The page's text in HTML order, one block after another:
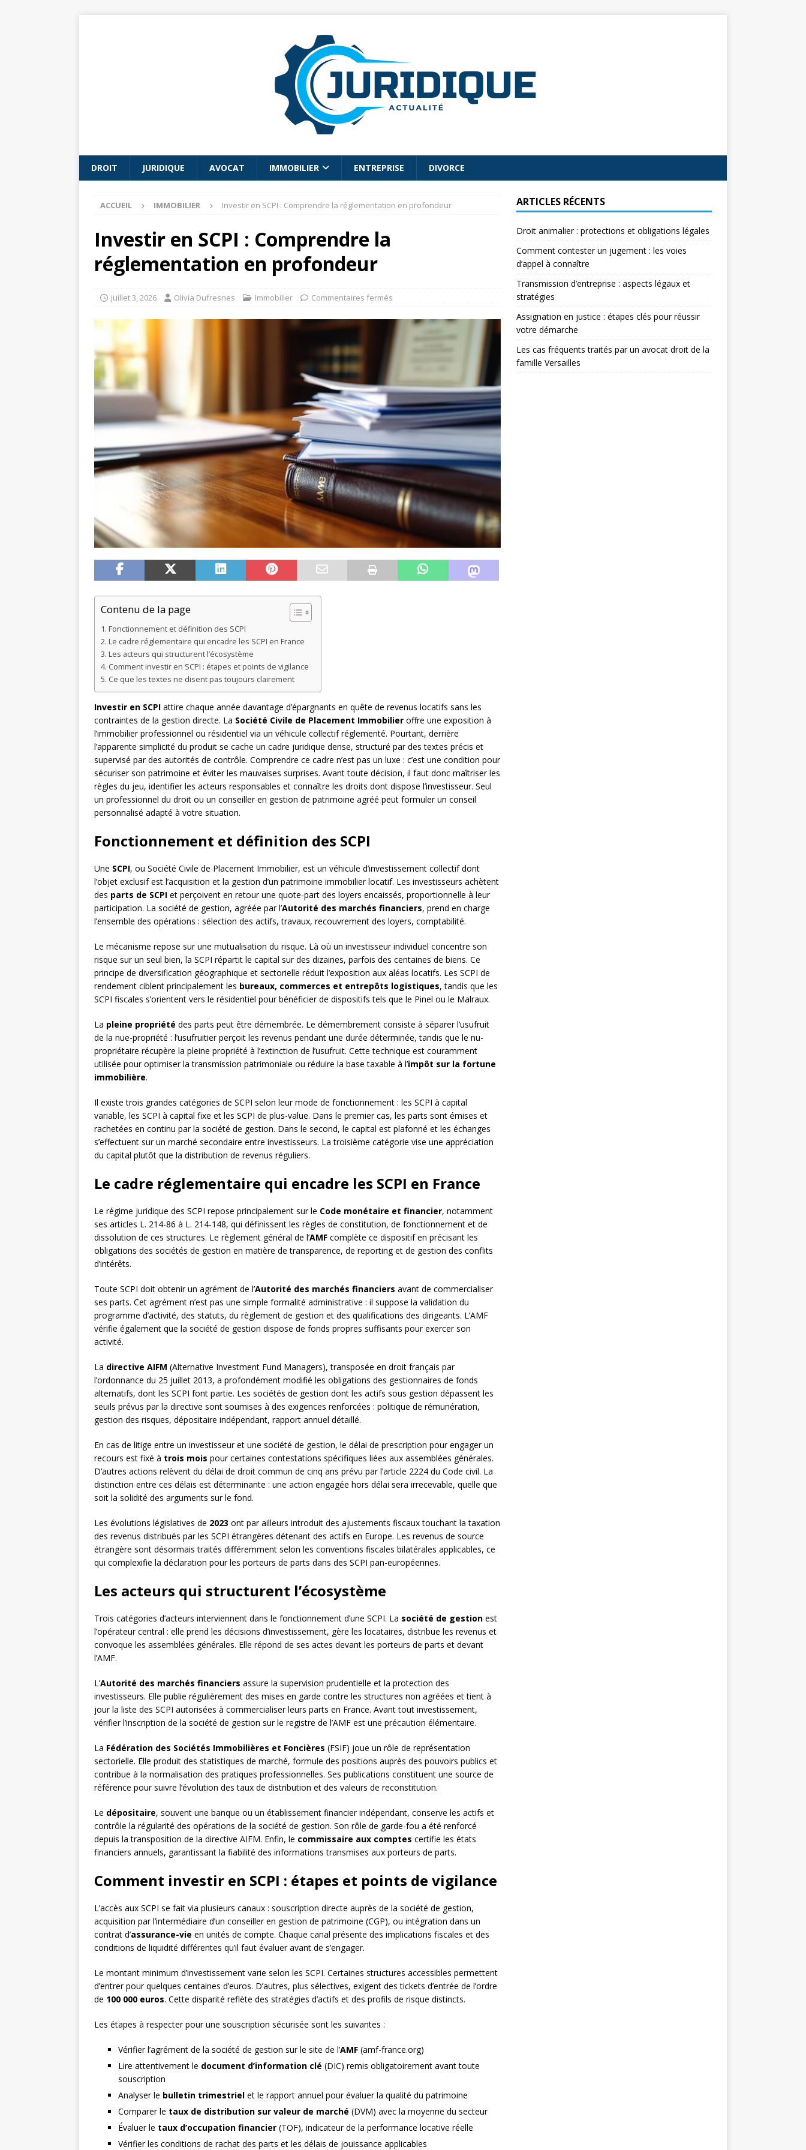
DROIT JURIDIQUE AVOCAT IMMOBILIER ENTREPRISE DIVORCE
ACCUEIL IMMOBILIER Investir en SCPI : Comprendre la réglementation en profondeur
Investir en SCPI : Comprendre la
réglementation en profondeur
juillet 3, 2026 Olivia Dufresnes Immobilier Commentaires fermés
Contenu de la page
Fonctionnement et définition des SCPI
Le cadre réglementaire qui encadre les SCPI en France
Les acteurs qui structurent l’écosystème
Comment investir en SCPI : étapes et points de vigilance
Ce que les textes ne disent pas toujours clairement
Investir en SCPI attire chaque année davantage d’épargnants en quête de revenus locatifs sans les
contraintes de la gestion directe. La Société Civile de Placement Immobilier offre une exposition à
l’immobilier professionnel ou résidentiel via un véhicule collectif réglementé. Pourtant, derrière
l’apparente simplicité du produit se cache un cadre juridique dense, structuré par des textes précis et
supervisé par des autorités de contrôle. Comprendre ce cadre n’est pas un luxe : c’est une condition pour
sécuriser son patrimoine et éviter les mauvaises surprises. Avant toute décision, il faut donc maîtriser les
règles du jeu, identifier les acteurs responsables et connaître les droits dont dispose l’investisseur. Seul
un professionnel du droit ou un conseiller en gestion de patrimoine agréé peut formuler un conseil
personnalisé adapté à votre situation.
Fonctionnement et définition des SCPI
Une SCPI, ou Société Civile de Placement Immobilier, est un véhicule d’investissement collectif dont
l’objet exclusif est l’acquisition et la gestion d’un patrimoine immobilier locatif. Les investisseurs achètent
des parts de SCPI et perçoivent en retour une quote-part des loyers encaissés, proportionnelle à leur
participation. La société de gestion, agréée par l’Autorité des marchés financiers, prend en charge
l’ensemble des opérations : sélection des actifs, travaux, recouvrement des loyers, comptabilité.
Le mécanisme repose sur une mutualisation du risque. Là où un investisseur individuel concentre son
risque sur un seul bien, la SCPI répartit le capital sur des dizaines, parfois des centaines de biens. Ce
principe de diversification géographique et sectorielle réduit l’exposition aux aléas locatifs. Les SCPI de
rendement ciblent principalement les bureaux, commerces et entrepôts logistiques, tandis que les
SCPI fiscales s’orientent vers le résidentiel pour bénéficier de dispositifs tels que le Pinel ou le Malraux.
La pleine propriété des parts peut être démembrée. Le démembrement consiste à séparer l’usufruit
de la nue-propriété : l’usufruitier perçoit les revenus pendant une durée déterminée, tandis que le nu-
propriétaire récupère la pleine propriété à l’extinction de l’usufruit. Cette technique est couramment
utilisée pour optimiser la transmission patrimoniale ou réduire la base taxable à l’impôt sur la fortune
immobilière.
Il existe trois grandes catégories de SCPI selon leur mode de fonctionnement : les SCPI à capital
variable, les SCPI à capital fixe et les SCPI de plus-value. Dans le premier cas, les parts sont émises et
rachetées en continu par la société de gestion. Dans le second, le capital est plafonné et les échanges
s’effectuent sur un marché secondaire entre investisseurs. La troisième catégorie vise une appréciation
du capital plutôt que la distribution de revenus réguliers.
Le cadre réglementaire qui encadre les SCPI en France
Le régime juridique des SCPI repose principalement sur le Code monétaire et financier, notamment
ses articles L. 214-86 à L. 214-148, qui définissent les règles de constitution, de fonctionnement et de
dissolution de ces structures. Le règlement général de l’AMF complète ce dispositif en précisant les
obligations des sociétés de gestion en matière de transparence, de reporting et de gestion des conflits
d’intérêts.
Toute SCPI doit obtenir un agrément de l’Autorité des marchés financiers avant de commercialiser
ses parts. Cet agrément n’est pas une simple formalité administrative : il suppose la validation du
programme d’activité, des statuts, du règlement de gestion et des qualifications des dirigeants. L’AMF
vérifie également que la société de gestion dispose de fonds propres suffisants pour exercer son
activité.
La directive AIFM (Alternative Investment Fund Managers), transposée en droit français par
l’ordonnance du 25 juillet 2013, a profondément modifié les obligations des gestionnaires de fonds
alternatifs, dont les SCPI font partie. Les sociétés de gestion dont les actifs sous gestion dépassent les
seuils prévus par la directive sont soumises à des exigences renforcées : politique de rémunération,
gestion des risques, dépositaire indépendant, rapport annuel détaillé.
En cas de litige entre un investisseur et une société de gestion, le délai de prescription pour engager un
recours est fixé à trois mois pour certaines contestations spécifiques liées aux assemblées générales.
D’autres actions relèvent du délai de droit commun de cinq ans prévu par l’article 2224 du Code civil. La
distinction entre ces délais est déterminante : une action engagée hors délai sera irrecevable, quelle que
soit la solidité des arguments sur le fond.
Les évolutions législatives de 2023 ont par ailleurs introduit des ajustements fiscaux touchant la taxation
des revenus distribués par les SCPI étrangères détenant des actifs en Europe. Les revenus de source
étrangère sont désormais traités différemment selon les conventions fiscales bilatérales applicables, ce
qui complexifie la déclaration pour les porteurs de parts dans des SCPI pan-européennes.
Les acteurs qui structurent l’écosystème
Trois catégories d’acteurs interviennent dans le fonctionnement d’une SCPI. La société de gestion est
l’opérateur central : elle prend les décisions d’investissement, gère les locataires, distribue les revenus et
convoque les assemblées générales. Elle répond de ses actes devant les porteurs de parts et devant
l’AMF.
L’Autorité des marchés financiers assure la supervision prudentielle et la protection des
investisseurs. Elle publie régulièrement des mises en garde contre les structures non agréées et tient à
jour la liste des SCPI autorisées à commercialiser leurs parts en France. Avant tout investissement,
vérifier l’inscription de la société de gestion sur le registre de l’AMF est une précaution élémentaire.
La Fédération des Sociétés Immobilières et Foncières (FSIF) joue un rôle de représentation
sectorielle. Elle produit des statistiques de marché, formule des positions auprès des pouvoirs publics et
contribue à la normalisation des pratiques professionnelles. Ses publications constituent une source de
référence pour suivre l’évolution des taux de distribution et des valeurs de reconstitution.
Le dépositaire, souvent une banque ou un établissement financier indépendant, conserve les actifs et
contrôle la régularité des opérations de la société de gestion. Son rôle de garde-fou a été renforcé
depuis la transposition de la directive AIFM. Enfin, le commissaire aux comptes certifie les états
financiers annuels, garantissant la fiabilité des informations transmises aux porteurs de parts.
Comment investir en SCPI : étapes et points de vigilance
L’accès aux SCPI se fait via plusieurs canaux : souscription directe auprès de la société de gestion,
acquisition par l’intermédiaire d’un conseiller en gestion de patrimoine (CGP), ou intégration dans un
contrat d’assurance-vie en unités de compte. Chaque canal présente des implications fiscales et des
conditions de liquidité différentes qu’il faut évaluer avant de s’engager.
Le montant minimum d’investissement varie selon les SCPI. Certaines structures accessibles permettent
d’entrer pour quelques centaines d’euros. D’autres, plus sélectives, exigent des tickets d’entrée de l’ordre
de 100 000 euros. Cette disparité reflète des stratégies d’actifs et des profils de risque distincts.
Les étapes à respecter pour une souscription sécurisée sont les suivantes :
Vérifier l’agrément de la société de gestion sur le site de l’AMF (amf-france.org)
Lire attentivement le document d’information clé (DIC) remis obligatoirement avant toute
souscription
Analyser le bulletin trimestriel et le rapport annuel pour évaluer la qualité du patrimoine
Comparer le taux de distribution sur valeur de marché (DVM) avec la moyenne du secteur
Évaluer le taux d’occupation financier (TOF), indicateur de la performance locative réelle
Vérifier les conditions de rachat des parts et les délais de jouissance applicables
ARTICLES RÉCENTS
Droit animalier : protections et obligations légales
Comment contester un jugement : les voies
d’appel à connaître
Transmission d’entreprise : aspects légaux et
stratégies
Assignation en justice : étapes clés pour réussir
votre démarche
Les cas fréquents traités par un avocat droit de la
famille Versailles